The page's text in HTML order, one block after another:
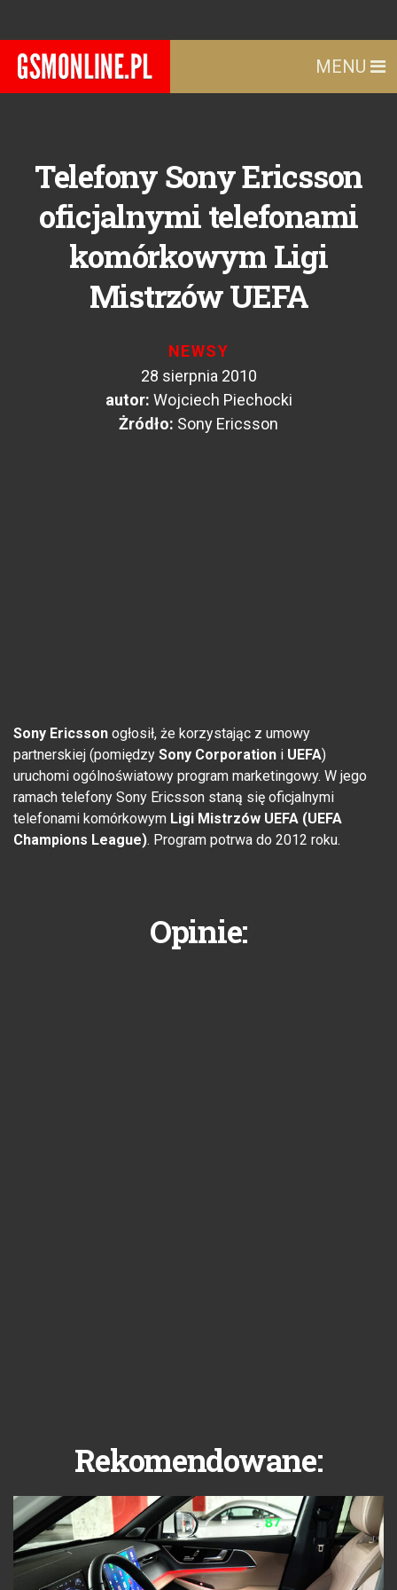
MENU
Telefony Sony Ericsson
oficjalnymi telefonami
komórkowym Ligi
Mistrzów UEFA
NEWSY
28 sierpnia 2010
autor: Wojciech Piechocki
Żródło: Sony Ericsson
Sony Ericsson ogłosił, że korzystając z umowy
partnerskiej (pomiędzy Sony Corporation i UEFA)
uruchomi ogólnoświatowy program marketingowy. W jego
ramach telefony Sony Ericsson staną się oficjalnymi
telefonami komórkowym Ligi Mistrzów UEFA (UEFA
Champions League). Program potrwa do 2012 roku.
Opinie:
Rekomendowane: